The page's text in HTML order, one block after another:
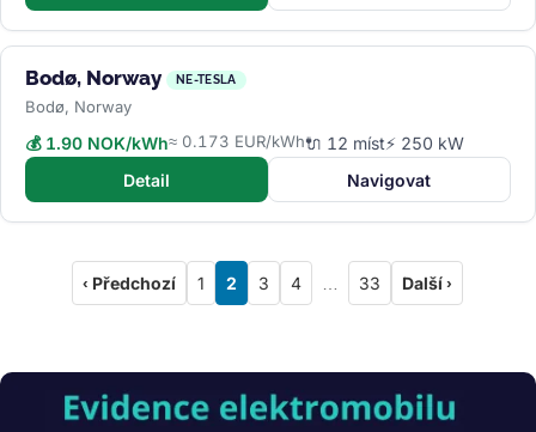
Bodø, Norway NE-TESLA
Bodø, Norway
💰 1.90 NOK/kWh≈ 0.173 EUR/kWh🔌 12 míst⚡ 250 kW
Detail
Navigovat
‹ Předchozí 1 2 3 4 33 Další ›
Obrázek